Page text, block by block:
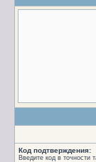
Код подтверждения:
Введите код в точности